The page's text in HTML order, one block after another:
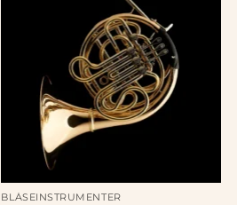
BLÅSEINSTRUMENTER